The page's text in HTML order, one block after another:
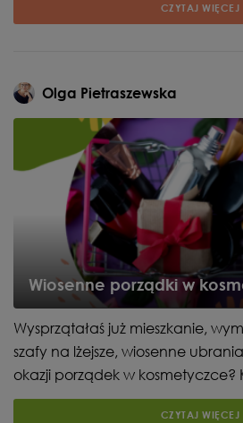
CZYTAJ WIĘCEJ
Wiosenne porządki w
Wysprzątałaś już mieszkanie,
szafy na lżejsze, wiosenne
okazji porządek w kosmetyczce?
Olga Pietraszewska
CZYTAJ WIĘCEJ